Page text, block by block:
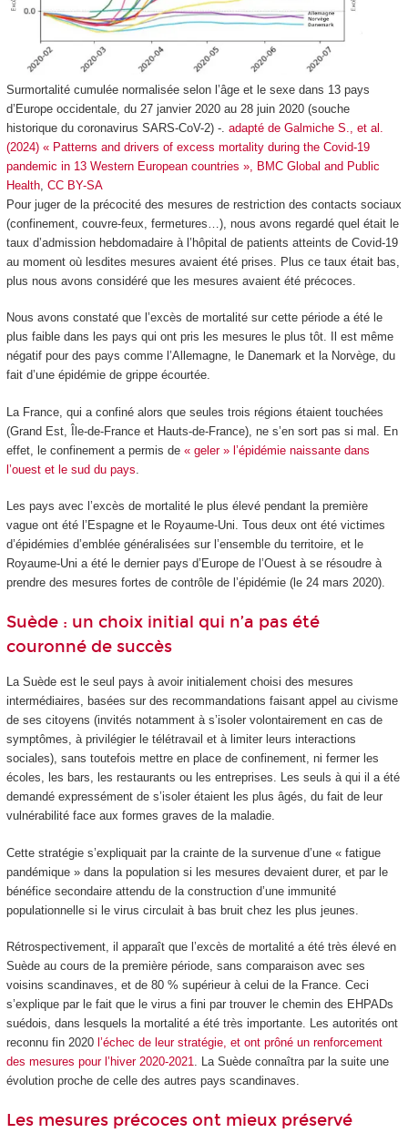
Surmortalité cumulée normalisée selon l’âge et le sexe dans 13 pays
d’Europe occidentale, du 27 janvier 2020 au 28 juin 2020 (souche
historique du coronavirus SARS-CoV-2) -. adapté de Galmiche S., et al.
(2024) « Patterns and drivers of excess mortality during the Covid-19
pandemic in 13 Western European countries », BMC Global and Public
Health, CC BY-SA
Pour juger de la précocité des mesures de restriction des contacts sociaux
(confinement, couvre-feux, fermetures…), nous avons regardé quel était le
taux d’admission hebdomadaire à l’hôpital de patients atteints de Covid-19
au moment où lesdites mesures avaient été prises. Plus ce taux était bas,
plus nous avons considéré que les mesures avaient été précoces.
Nous avons constaté que l’excès de mortalité sur cette période a été le
plus faible dans les pays qui ont pris les mesures le plus tôt. Il est même
négatif pour des pays comme l’Allemagne, le Danemark et la Norvège, du
fait d’une épidémie de grippe écourtée.
La France, qui a confiné alors que seules trois régions étaient touchées
(Grand Est, Île-de-France et Hauts-de-France), ne s’en sort pas si mal. En
effet, le confinement a permis de « geler » l’épidémie naissante dans
l’ouest et le sud du pays
Les pays avec l’excès de mortalité le plus élevé pendant la première
vague ont été l’Espagne et le Royaume-Uni. Tous deux ont été victimes
d’épidémies d’emblée généralisées sur l’ensemble du territoire, et le
Royaume-Uni a été le dernier pays d’Europe de l’Ouest à se résoudre à
prendre des mesures fortes de contrôle de l’épidémie (le 24 mars 2020).
Suède : un choix initial qui n’a pas été
couronné de succès
La Suède est le seul pays à avoir initialement choisi des mesures
intermédiaires, basées sur des recommandations faisant appel au civisme
de ses citoyens (invités notamment à s’isoler volontairement en cas de
symptômes, à privilégier le télétravail et à limiter leurs interactions
sociales), sans toutefois mettre en place de confinement, ni fermer les
écoles, les bars, les restaurants ou les entreprises. Les seuls à qui il a été
demandé expressément de s’isoler étaient les plus âgés, du fait de leur
vulnérabilité face aux formes graves de la maladie.
Cette stratégie s’expliquait par la crainte de la survenue d’une « fatigue
pandémique » dans la population si les mesures devaient durer, et par le
bénéfice secondaire attendu de la construction d’une immunité
populationnelle si le virus circulait à bas bruit chez les plus jeunes.
Rétrospectivement, il apparaît que l’excès de mortalité a été très élevé en
Suède au cours de la première période, sans comparaison avec ses
voisins scandinaves, et de 80 % supérieur à celui de la France. Ceci
s’explique par le fait que le virus a fini par trouver le chemin des EHPADs
suédois, dans lesquels la mortalité a été très importante. Les autorités ont
reconnu fin 2020 l’échec de leur stratégie, et ont prôné un renforcement
des mesures pour l’hiver 2020-2021. La Suède connaîtra par la suite une
évolution proche de celle des autres pays scandinaves.
Les mesures précoces ont mieux préservé